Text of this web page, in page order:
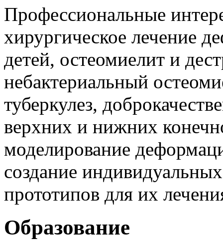
Профессиональные
хирургическое лечение
детей, остеомиелит и
небактериальный
туберкулез,
верхних и нижних
моделирование
создание
прототипов для их
Образование